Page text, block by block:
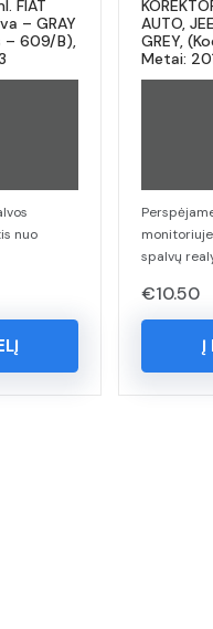
FIAT
– GRAY
– 609/B),
nuo
AUTO,
GREY,
Metai:
spalvų
€10.50
Į